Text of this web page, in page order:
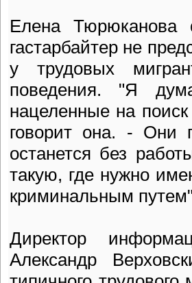
Елена Тюрюканова
гастарбайтер не
у трудовых
поведения. "Я
нацеленные на
говорит она. - Они
останется без
такую, где нужно
криминальным
Директор
Александр